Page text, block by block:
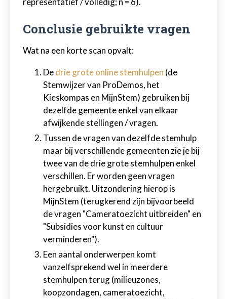
Conclusie gebruikte vragen
Wat na een korte scan opvalt:
Dedrie grote online stemhulpen (de
Stemwijzer van ProDemos, het
Kieskompas en MijnStem) gebruiken bij
dezelfde gemeente enkel van elkaar
afwijkende stellingen / vragen.
Tussen de vragen van dezelfde stemhulp
maar bij verschillende gemeenten zie je bij
twee van de drie grote stemhulpen enkel
verschillen. Er worden geen vragen
hergebruikt. Uitzondering hierop is
MijnStem (terugkerend zijn bijvoorbeeld
de vragen "Cameratoezicht uitbreiden" en
"Subsidies voor kunst en cultuur
verminderen").
Een aantal onderwerpen komt
vanzelfsprekend wel in meerdere
stemhulpen terug (milieuzones,
koopzondagen, cameratoezicht,